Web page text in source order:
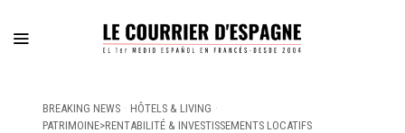
BREAKING NEWS · HÔTELS & LIVING ·
PATRIMOINE>RENTABILITÉ & INVESTISSEMENTS LOCATIFS